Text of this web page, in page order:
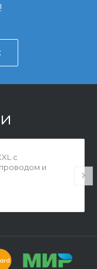
с
и